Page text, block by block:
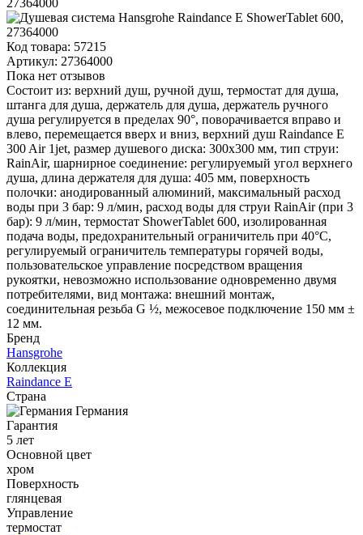
Код товара: 57215
Артикул: 27364000
Пока нет отзывов
Состоит из: верхний душ, ручной душ, термостат для душа,
штанга для душа, держатель для душа, держатель ручного
душа регулируется в пределах 90°, поворачивается вправо и
влево, перемещается вверх и вниз, верхний душ Raindance E
300 Air 1jet, размер душевого диска: 300x300 мм, тип струи:
RainAir, шарнирное соединение: регулируемый угол верхнего
душа, длина держателя для душа: 405 мм, поверхность
полочки: анодированный алюминий, максимальный расход
воды при 3 бар: 9 л/мин, расход воды для струи RainAir (при 3
бар): 9 л/мин, термостат ShowerTablet 600, изолированная
подача воды, предохранительный ограничитель при 40°C,
регулируемый ограничитель температуры горячей воды,
пользовательское управление посредством вращения
рукоятки, невозможно использование одновременно двумя
потребителями, вид монтажа: внешний монтаж,
соединительная резьба G ½, межосевое подключение 150 мм ±
12 мм.
Бренд
Hansgrohe
Коллекция
Raindance E
Страна
Германия
Гарантия
5 лет
Основной цвет
хром
Поверхность
глянцевая
Управление
термостат